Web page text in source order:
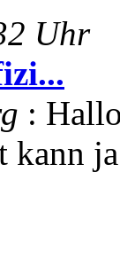
Uhr
:
kann